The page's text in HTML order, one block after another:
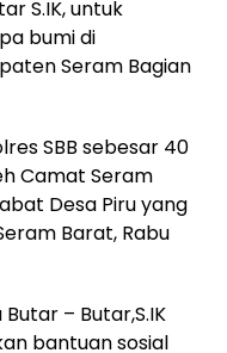
S.IK, untuk
bumi di
Seram Bagian
SBB sebesar 40
Camat Seram
Desa Piru yang
Barat, Rabu
– Butar,S.IK
bantuan sosial